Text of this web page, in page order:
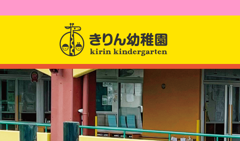
園からのお知らせ
園について